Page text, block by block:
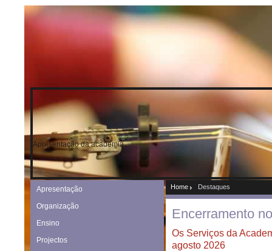
Apresentação da academia
Apresentação
Organização
Ensino
Projectos
Home Destaques
Encerramento
Os Serviços da
agosto 2026